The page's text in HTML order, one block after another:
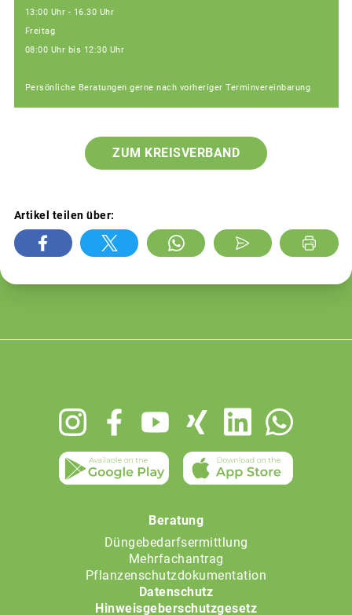
13:00 Uhr - 16.30 Uhr
Freitag
08:00 Uhr bis 12:30 Uhr
Persönliche Beratungen gerne nach vorheriger Terminvereinbarung
ZUM KREISVERBAND
Artikel teilen über:
Beratung
Düngebedarfsermittlung
Mehrfachantrag
Pflanzenschutzdokumentation
Datenschutz
Hinweisgeberschutzgesetz